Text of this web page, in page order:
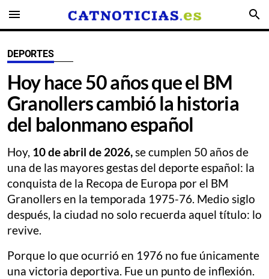
menu search
DEPORTES
Hoy hace 50 años que el BM
Granollers cambió la historia
del balonmano español
Hoy, 10 de abril de 2026,se cumplen 50 años de
una de las mayores gestas del deporte español: la
conquista de la Recopa de Europa por el BM
Granollers en la temporada 1975-76. Medio siglo
después, la ciudad no solo recuerda aquel título: lo
revive.
Porque lo que ocurrió en 1976 no fue únicamente
una victoria deportiva. Fue un punto de inflexión.